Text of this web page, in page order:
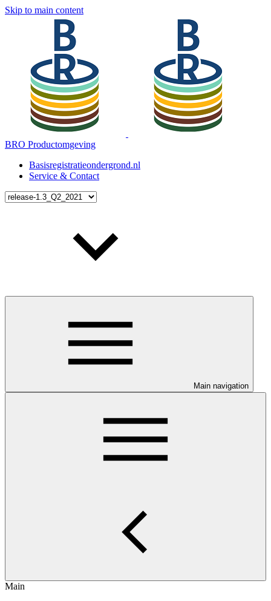
Skip to main content
BRO Productomgeving
Basisregistratieondergrond.nl
Service & Contact
Main navigation
Main